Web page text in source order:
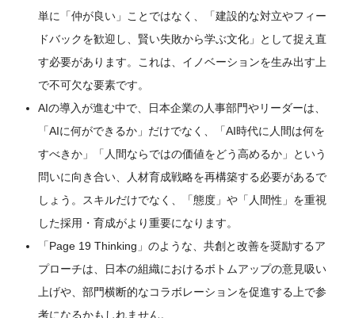
単に「仲が良い」ことではなく、「建設的な対立やフィー
ドバックを歓迎し、賢い失敗から学ぶ文化」として捉え直
す必要があります。これは、イノベーションを生み出す上
で不可欠な要素です。
AIの導入が進む中で、日本企業の人事部門やリーダーは、
「AIに何ができるか」だけでなく、「AI時代に人間は何を
すべきか」「人間ならではの価値をどう高めるか」という
問いに向き合い、人材育成戦略を再構築する必要があるで
しょう。スキルだけでなく、「態度」や「人間性」を重視
した採用・育成がより重要になります。
「Page 19 Thinking」のような、共創と改善を奨励するア
プローチは、日本の組織におけるボトムアップの意見吸い
上げや、部門横断的なコラボレーションを促進する上で参
考になるかもしれません。